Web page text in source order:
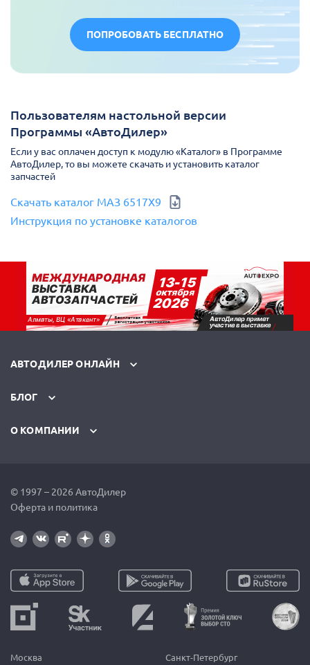
ПОПРОБОВАТЬ БЕСПЛАТНО
Пользователям настольной версии
Программы «АвтоДилер»
Если у вас оплачен доступ к модулю «Каталог» в Программе
АвтоДилер, то вы можете скачать и установить каталог
запчастей
Скачать каталог МАЗ 6517X9
Инструкция по установке каталогов
АВТОДИЛЕР ОНЛАЙН
БЛОГ
О КОМПАНИИ
© 1997 – 2026 АвтоДилер
Оферта и политика
Москва Санкт-Петербург